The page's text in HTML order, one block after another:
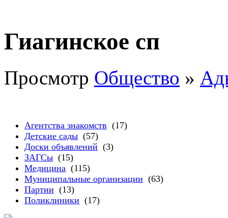
Гиагинское сп
Просмотр Общество »
Агентства знакомств (17)
Детские сады (57)
Доски объявлений (3)
ЗАГСы (15)
Медицина (115)
Муниципальные организации (63)
Партии (13)
Поликлиники (17)